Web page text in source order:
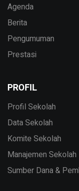
Agenda
Berita
Pengumuman
Prestasi
PROFIL
Profil Sekolah
Data Sekolah
Komite Sekolah
Manajemen Sekolah
Sumber Dana &